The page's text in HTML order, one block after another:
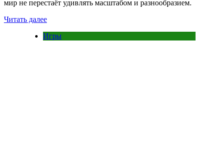
мир не перестаёт удивлять масштабом и разнообразием.
Читать далее
Игры